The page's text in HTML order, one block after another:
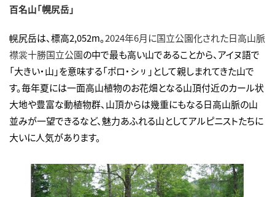
百名山「幌尻岳」
幌尻岳は、標高2,052m。2024年6月に国立公園化された日高山脈
襟裳十勝国立公園の中で最も高い山であることから、アイヌ語で
「大きい・山」を意味する「ポロ・シㇼ」として親しまれてきた山で
す。毎年夏には一面高山植物のお花畑となる山頂付近のカール状
大地や豊富な動植物群、山頂からは幾重にもなる日高山脈の山
並みが一望できるなど、魅力あふれる山としてアルピニストたちに
大いに人気があります。